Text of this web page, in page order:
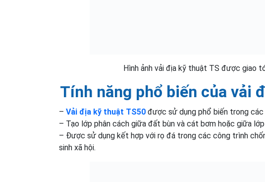
Hình ảnh vải địa kỹ thuật TS được giao
Tính năng phổ biến của vải
– Vải địa kỹ thuật TS50 được sử dụng phổ biến trong
– Tạo lớp phân cách giữa đất bùn và cát bơm hoặc giữa
– Được sử dụng kết hợp với rọ đá trong các công trình
sinh xã hội.